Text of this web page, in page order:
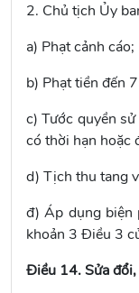
2. Chủ tịch Ủy
a) Phạt cảnh cáo;
b) Phạt tiền đến
c) Tước quyền
có thời hạn hoặc
d) Tịch thu tang
đ) Áp dụng biện
khoản 3 Điều 3
Điều 14. Sửa